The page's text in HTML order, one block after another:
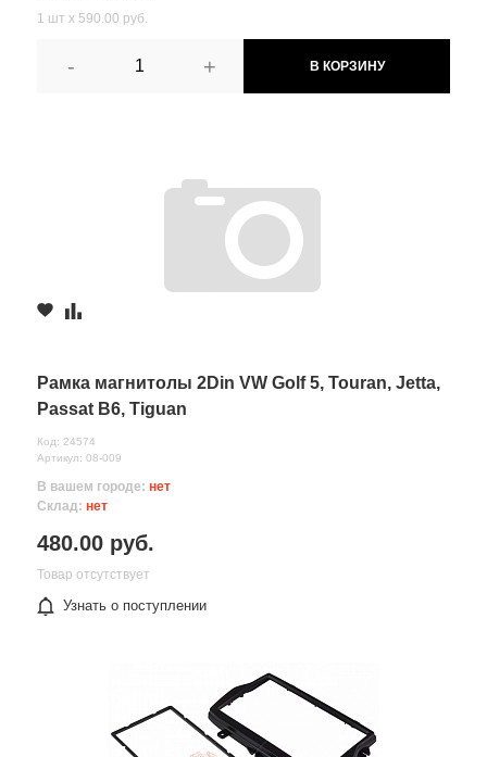
1 шт х 590.00 руб.
- + В КОРЗИНУ
Рамка магнитолы 2Din VW Golf 5, Touran, Jetta,
Passat B6, Tiguan
Код: 24574
Артикул: 08-009
В вашем городе: нет
Склад: нет
480.00 руб.
Товар отсутствует
Узнать о поступлении